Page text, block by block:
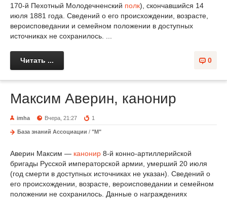
170-й Пехотный Молодечненский полк), скончавшийся 14
июля 1881 года. Сведений о его происхождении, возрасте,
вероисповедании и семейном положении в доступных
источниках не сохранилось. ...
0
Читать ...
Максим Аверин, канонир
imha Вчера, 21:27 1
База знаний Ассоциации / "М"
Аверин Максим — канонир 8-й конно-артиллерийской
бригады Русской императорской армии, умерший 20 июля
(год смерти в доступных источниках не указан). Сведений о
его происхождении, возрасте, вероисповедании и семейном
положении не сохранилось. Данные о награждениях